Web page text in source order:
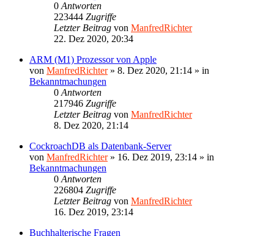
0 Antworten
223444 Zugriffe
Letzter Beitrag von ManfredRichter
22. Dez 2020, 20:34
ARM (M1) Prozessor von Apple
von ManfredRichter» 8. Dez 2020, 21:14 » in
Bekanntmachungen
0 Antworten
217946 Zugriffe
Letzter Beitrag von ManfredRichter
8. Dez 2020, 21:14
CockroachDB als Datenbank-Server
von ManfredRichter» 16. Dez 2019, 23:14 » in
Bekanntmachungen
0 Antworten
226804 Zugriffe
Letzter Beitrag von ManfredRichter
16. Dez 2019, 23:14
Buchhalterische Fragen